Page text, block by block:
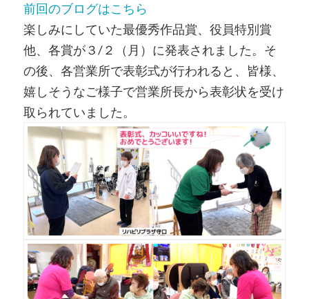
前回のブログはこちら
楽しみにしていた最優秀作品賞、役員特別賞
他、各賞が３/２（月）に発表されました。そ
の後、各営業所で表彰式が行われると、皆様、
嬉しそうなご様子で営業所長から表彰状を受け
取られていました。